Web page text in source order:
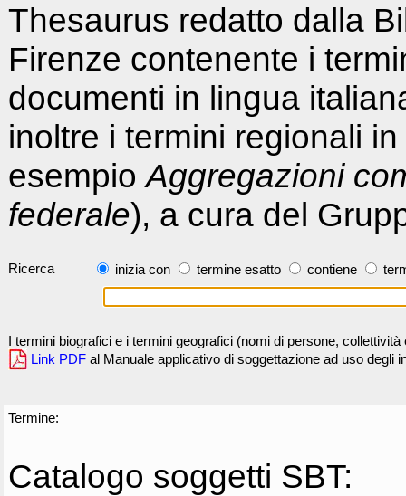
Thesaurus redatto dalla
Firenze contenente i
documenti in lingua
inoltre i termini regionali
esempioAggregazioni
federale), a cura del
Ricerca inizia con termine esatto contiene
I termini biografici e i termini geografici (nomi di persone,
Link PDF al Manuale applicativo di soggettazione ad uso degli
Termine:
Catalogo soggetti SBT: